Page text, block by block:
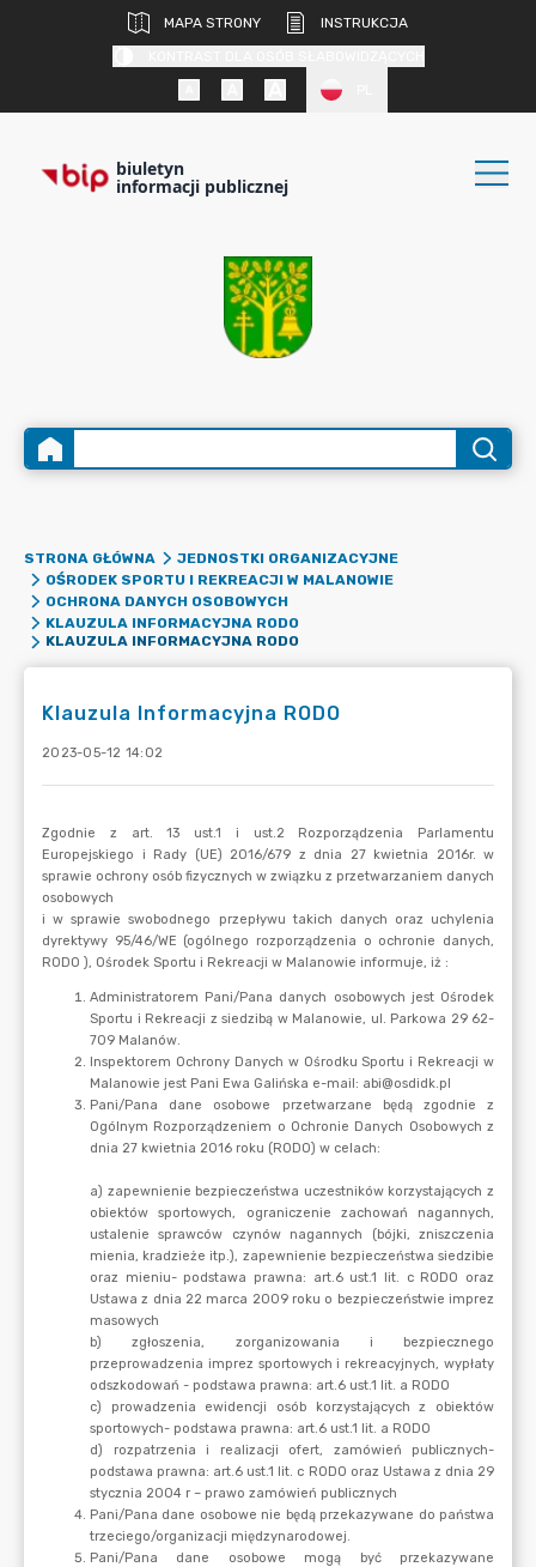
MAPA STRONY
INSTRUKCJA
biuletyn
informacji publicznej
STRONA GŁÓWNA
JEDNOSTKI ORGANIZACYJNE
OŚRODEK SPORTU I REKREACJI W MALANOWIE
OCHRONA DANYCH OSOBOWYCH
KLAUZULA INFORMACYJNA RODO
KLAUZULA INFORMACYJNA RODO
Klauzula Informacyjna RODO
2023-05-12 14:02